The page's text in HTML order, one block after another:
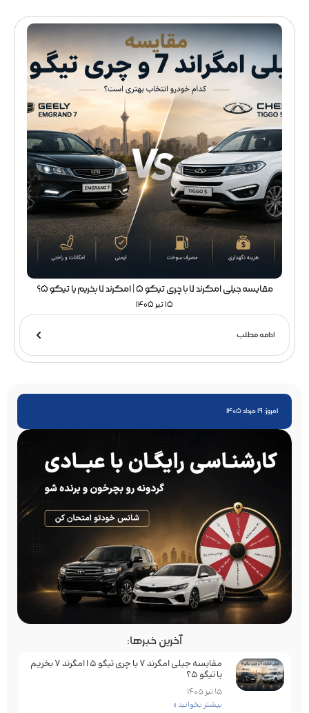
مقایسه جیلی امگرند 7 با چری تیگو 5 | امگرند 7 بخریم یا تیگو 5؟
15 تیر 1405
ادامه مطلب
امروز: 19 مرداد 1405
آخرین خبرها:
مقایسه جیلی امگرند 7 با چری تیگو 5 | امگرند 7 بخریم
یا تیگو 5؟
15 تیر 1405
بیشتر بخوانید »